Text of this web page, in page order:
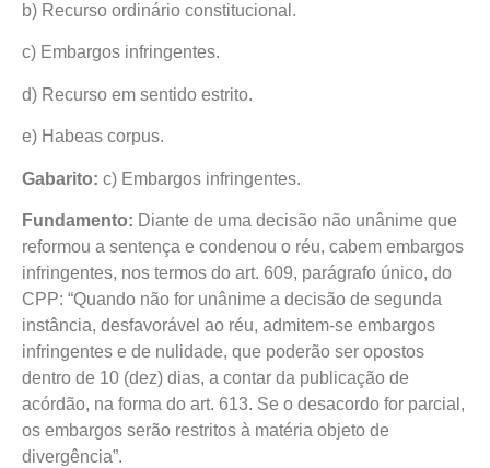
b) Recurso ordinário constitucional.
c) Embargos infringentes.
d) Recurso em sentido estrito.
e) Habeas corpus.
Gabarito: c) Embargos infringentes.
Fundamento: Diante de uma decisão não unânime que
reformou a sentença e condenou o réu, cabem embargos
infringentes, nos termos do art. 609, parágrafo único, do
CPP: “Quando não for unânime a decisão de segunda
instância, desfavorável ao réu, admitem-se embargos
infringentes e de nulidade, que poderão ser opostos
dentro de 10 (dez) dias, a contar da publicação de
acórdão, na forma do art. 613. Se o desacordo for parcial,
os embargos serão restritos à matéria objeto de
divergência”.